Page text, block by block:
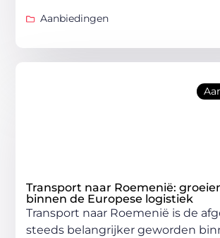
Aanbiedingen
Transport naar Roemenië:
binnen de Europese logistiek
Transport naar Roemenië is de
steeds belangrijker geworden